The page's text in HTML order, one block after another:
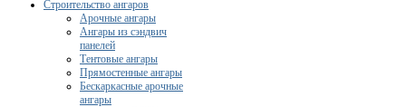
Строительство ангаров
Арочные ангары
Ангары из сэндвич
панелей
Тентовые ангары
Прямостенные ангары
Бескаркасные арочные
ангары